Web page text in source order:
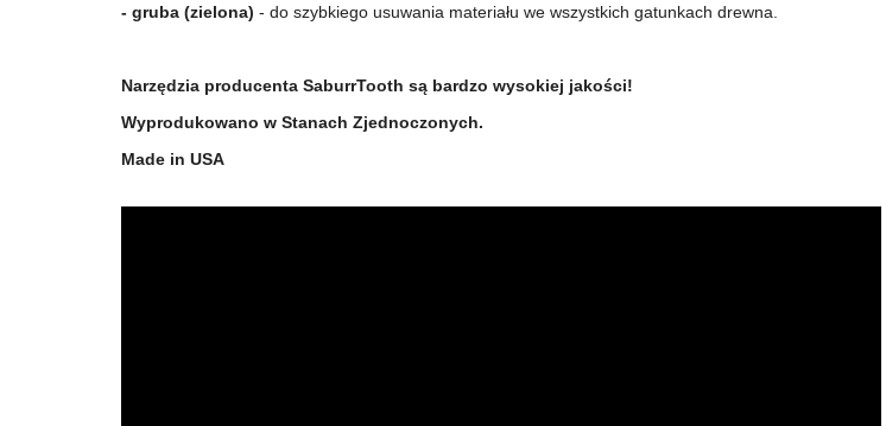
- gruba (zielona) - do szybkiego usuwania materiału we wszystkich gatunkach drewna.
Narzędzia producenta SaburrTooth są bardzo wysokiej jakości!
Wyprodukowano w Stanach Zjednoczonych.
Made in USA